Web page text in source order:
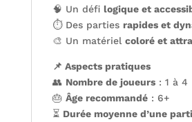
🧠 Un défi logique et
⏱️ Des parties rapides et
🎨 Un matériel coloré et
📌 Aspects pratiques
👥 Nombre de joueurs: 1 à 4
🎂 Âge recommandé: 6+
⏳ Durée moyenne d’une